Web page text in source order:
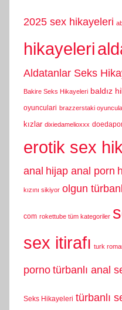
2025 sex hikayeleri
hikayeleri
Aldatanlar Seks
Bakire Seks Hikayeleri baldız
oyunculari brazzerstaki
kızlar dixiedamelioxxx
erotik sex
anal hijap anal porn
kızını sikiyor olgun
com rokettube tüm kategoriler
sex itirafı turk
porno türbanlı anal
Seks Hikayeleri türbanlı